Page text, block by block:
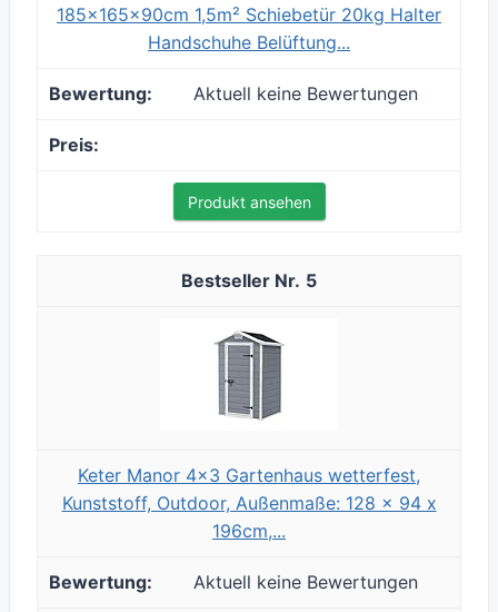
185x165x90cm 1,5m² Schiebetür 20kg Halter
Handschuhe Belüftung...
Aktuell keine Bewertungen
Produkt ansehen
5
Keter Manor 4x3 Gartenhaus wetterfest,
Kunststoff, Outdoor, Außenmaße: 128 x 94 x
196cm,...
Aktuell keine Bewertungen